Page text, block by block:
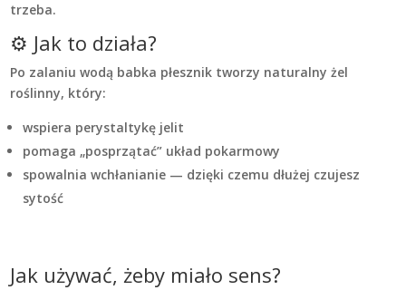
trzeba.
⚙️ Jak to działa?
Po zalaniu wodą babka płesznik tworzy naturalny żel
roślinny, który:
wspiera perystaltykę jelit
pomaga „posprzątać” układ pokarmowy
spowalnia wchłanianie — dzięki czemu dłużej czujesz
sytość
Jak używać, żeby miało sens?